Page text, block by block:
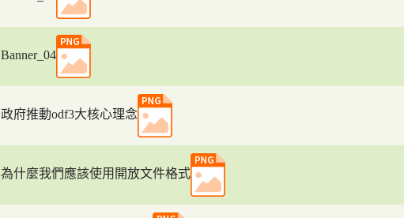
Banner_04
政府推動odf3大核心理念
為什麼我們應該使用開放文件格式